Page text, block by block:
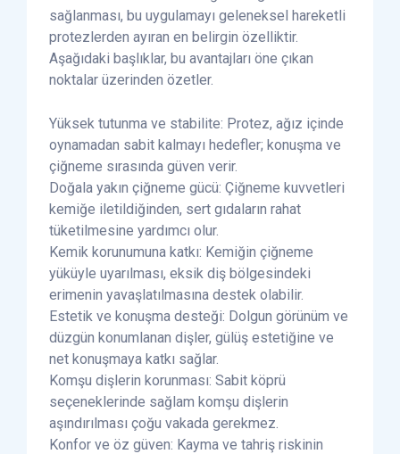
sağlanması, bu uygulamayı geleneksel hareketli
protezlerden ayıran en belirgin özelliktir.
Aşağıdaki başlıklar, bu avantajları öne çıkan
noktalar üzerinden özetler.
Yüksek tutunma ve stabilite: Protez, ağız içinde
oynamadan sabit kalmayı hedefler; konuşma ve
çiğneme sırasında güven verir.
Doğala yakın çiğneme gücü: Çiğneme kuvvetleri
kemiğe iletildiğinden, sert gıdaların rahat
tüketilmesine yardımcı olur.
Kemik korunumuna katkı: Kemiğin çiğneme
yüküyle uyarılması, eksik diş bölgesindeki
erimenin yavaşlatılmasına destek olabilir.
Estetik ve konuşma desteği: Dolgun görünüm ve
düzgün konumlanan dişler, gülüş estetiğine ve
net konuşmaya katkı sağlar.
Komşu dişlerin korunması: Sabit köprü
seçeneklerinde sağlam komşu dişlerin
aşındırılması çoğu vakada gerekmez.
Konfor ve öz güven: Kayma ve tahriş riskinin